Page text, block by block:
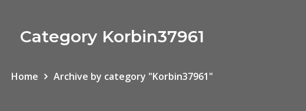
Category Korbin37961
Home Archive by category "Korbin37961"